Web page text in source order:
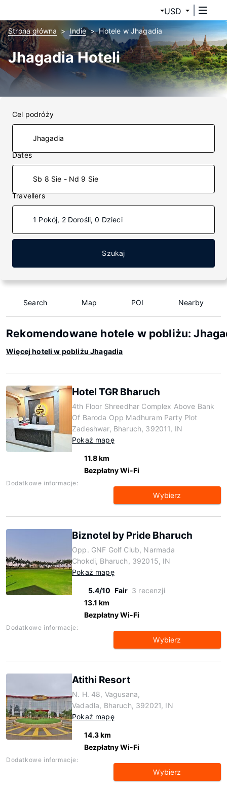
USD
Strona główna Indie Hotele w Jhagadia
Jhagadia Hoteli
Cel podróży
Dates
Sb 8 Sie - Nd 9 Sie
Travellers
1 Pokój, 2 Dorośli, 0 Dzieci
Szukaj
Search Map POI Nearby
Rekomendowane hotele w pobliżu:
Więcej hoteli w pobliżu Jhagadia
Hotel TGR Bharuch
4th Floor Shreedhar Complex Above Bank
Of Baroda Opp Madhuram Party Plot
Zadeshwar, Bharuch, 392011, IN
Pokaż mapę
11.8 km
Bezpłatny Wi-Fi
Dodatkowe informacje:
Wybierz
Biznotel by Pride Bharuch
Opp. GNF Golf Club, Narmada
Chokdi, Bharuch, 392015, IN
Pokaż mapę
5.4/10 Fair 3 recenzji
13.1 km
Bezpłatny Wi-Fi
Dodatkowe informacje:
Wybierz
Atithi Resort
N. H. 48, Vagusana,
Vadadla, Bharuch, 392021, IN
Pokaż mapę
14.3 km
Bezpłatny Wi-Fi
Dodatkowe informacje:
Wybierz